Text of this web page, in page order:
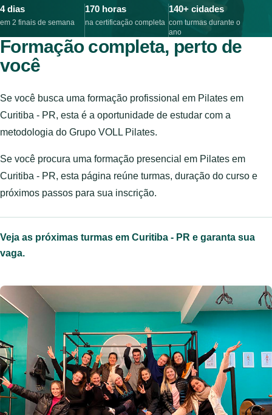
4 dias
em 2 finais de semana
170 horas
na certificação completa
140+ cidades
com turmas durante o
ano
Formação completa, perto de
você
Se você busca uma formação profissional em Pilates em
Curitiba - PR, esta é a oportunidade de estudar com a
metodologia do Grupo VOLL Pilates.
Se você procura uma formação presencial em Pilates em
Curitiba - PR, esta página reúne turmas, duração do curso e
próximos passos para sua inscrição.
Veja as próximas turmas em Curitiba - PR e garanta sua
vaga.